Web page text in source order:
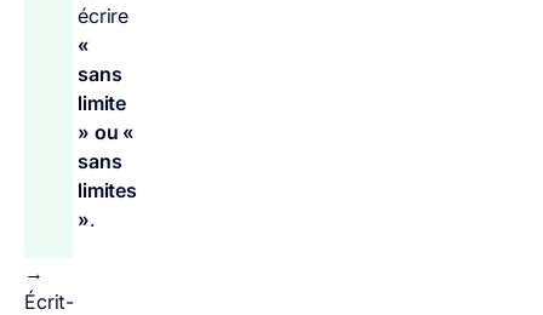
écrire
«
sans
limite
» ou «
sans
limites
».
→
Écrit-